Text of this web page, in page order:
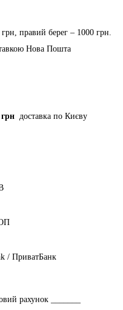
правий берег – 1000 грн.
Нова Пошта
грн
доставка по Києву
/ ПриватБанк
рахунок _______